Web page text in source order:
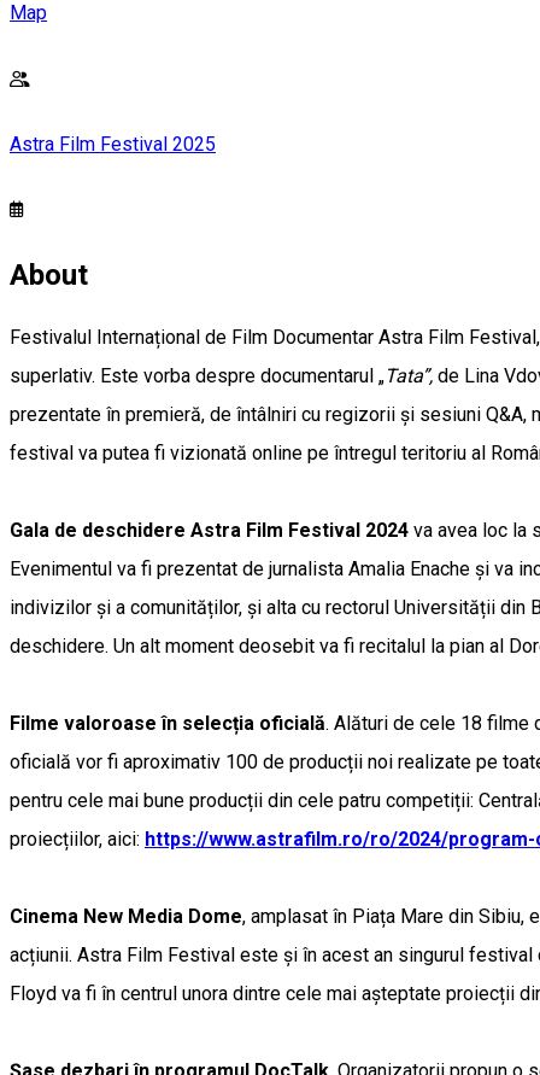
Map
Astra Film Festival 2025
About
Festivalul Internațional de Film Documentar Astra Film
superlativ. Este vorba despre documentarul „Tata”, de Lina
prezentate în premieră, de întâlniri cu regizorii și sesiuni
festival va putea fi vizionată online pe întregul teritoriu al
Gala de deschidere Astra Film Festival 2024 va avea loc la
Evenimentul va fi prezentat de jurnalista Amalia Enache și va
indivizilor și a comunităților, și alta cu rectorul Universității din
deschidere. Un alt moment deosebit va fi recitalul la pian al
Filme valoroase în selecția oficială. Alături de cele 18 filme
oficială vor fi aproximativ 100 de producții noi realizate pe
pentru cele mai bune producții din cele patru competiții:
proiecțiilor, aici: https://www.astrafilm.ro/ro/2024/program-
Cinema New Media Dome, amplasat în Piața Mare din Sibiu,
acțiunii. Astra Film Festival este și în acest an singurul
Floyd va fi în centrul unora dintre cele mai așteptate proiecții